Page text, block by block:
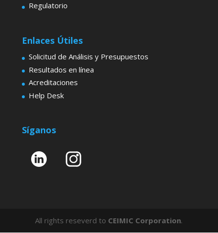
Regulatorio
Enlaces Útiles
Solicitud de Análisis y Presupuestos
Resultados en línea
Acreditaciones
Help Desk
Síganos
All rights reseverd to CEIMIC Corporation.